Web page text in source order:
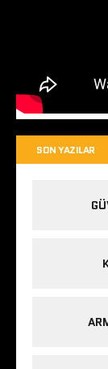
SON YAZILAR